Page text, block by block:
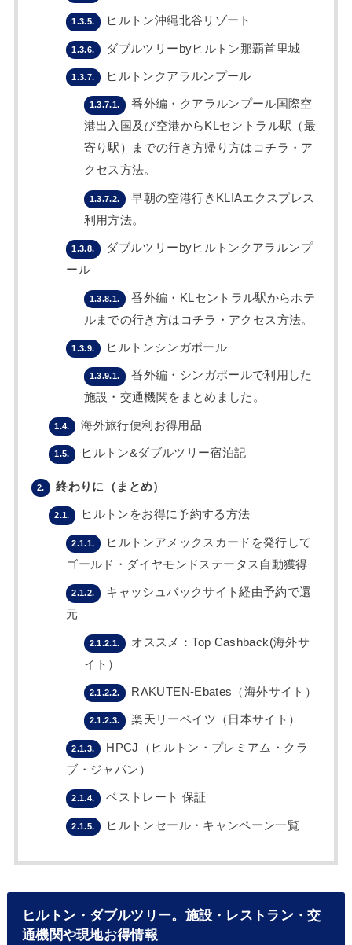
1.3.5. ヒルトン沖縄北谷リゾート
1.3.6. ダブルツリーbyヒルトン那覇首里城
1.3.7. ヒルトンクアラルンプール
1.3.7.1.
番外編・クアラルンプール国際空
港出入国及び空港からKLセントラル駅（最
寄り駅）までの行き方帰り方はコチラ・ア
クセス方法。
1.3.7.2.
早朝の空港行きKLIAエクスプレス
利用方法。
1.3.8.
ダブルツリーbyヒルトンクアラルンプ
ール
1.3.8.1.
番外編・KLセントラル駅からホテ
ルまでの行き方はコチラ・アクセス方法。
1.3.9. ヒルトンシンガポール
1.3.9.1.
番外編・シンガポールで利用した
施設・交通機関をまとめました。
1.4. 海外旅行便利お得用品
1.5. ヒルトン&ダブルツリー宿泊記
2. 終わりに（まとめ）
2.1. ヒルトンをお得に予約する方法
2.1.1.
ヒルトンアメックスカードを発行して
ゴールド・ダイヤモンドステータス自動獲得
2.1.2.
キャッシュバックサイト経由予約で還
元
2.1.2.1.
オススメ：Top Cashback(海外サ
イト）
2.1.2.2. RAKUTEN-Ebates（海外サイト）
2.1.2.3. 楽天リーベイツ（日本サイト）
2.1.3.
HPCJ（ヒルトン・プレミアム・クラ
ブ・ジャパン）
2.1.4. ベストレート 保証
2.1.5. ヒルトンセール・キャンペーン一覧
ヒルトン・ダブルツリー。施設・レストラン・交
通機関や現地お得情報